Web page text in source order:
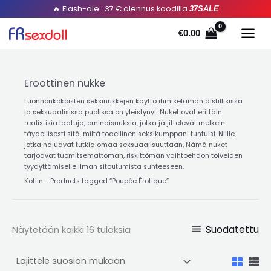
🔥 Flash-ale : 37 € alennus koodilla 37SALE
€0.00
Eroottinen nukke
Luonnonkokoisten seksinukkejen käyttö ihmiselämän aistillisissa
ja seksuaalisissa puolissa on yleistynyt. Nuket ovat erittäin
realistisia laatuja, ominaisuuksia, jotka jäljittelevät melkein
täydellisesti sitä, miltä todellinen seksikumppani tuntuisi. Niille,
jotka haluavat tutkia omaa seksuaalisuuttaan, Nämä nuket
tarjoavat tuomitsemattoman, riskittömän vaihtoehdon toiveiden
tyydyttämiselle ilman sitoutumista suhteeseen.
Kotiin - Products tagged “Poupée Érotique”
Näytetään kaikki 16 tuloksia
Lajiteltu
suosion
mukaan
Suodatettu